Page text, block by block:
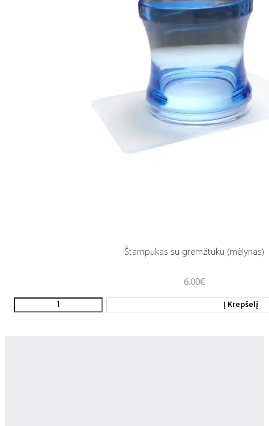
Štampukas su gremžtuku (mėlynas)
6.00€
Į Krepšelį